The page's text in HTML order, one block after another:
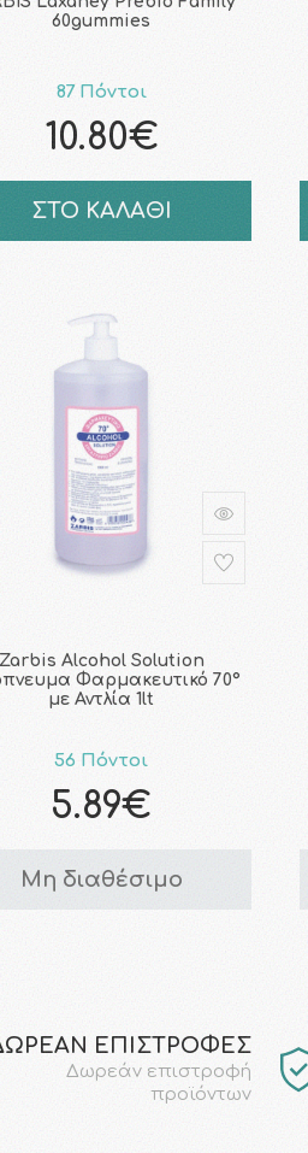
60gummies
87 Πόντοι
10.80€
ΣΤΟ ΚΑΛΑΘΙ
Alcohol Solution
Φαρμακευτικό 70°
με Αντλία 1lt
56 Πόντοι
5.89€
Μη διαθέσιμο
ΕΠΙΣΤΡΟΦΕΣ
Δωρεάν επιστροφή
προϊόντων